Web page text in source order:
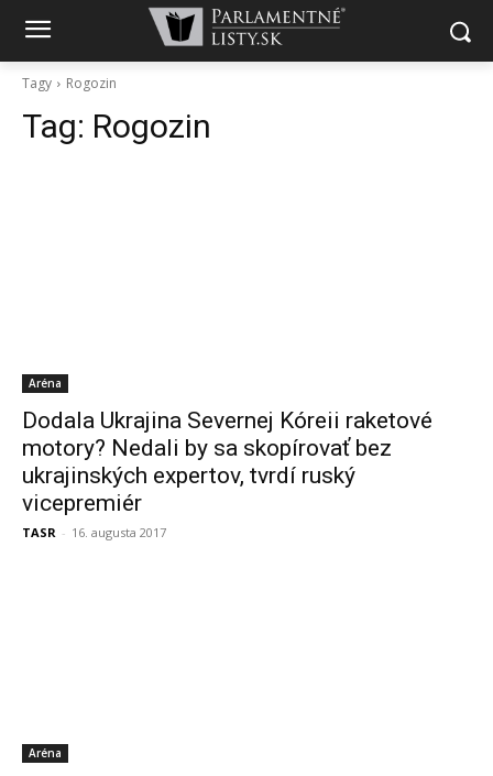
Tagy Rogozin
Tag: Rogozin
Aréna
Dodala Ukrajina Severnej Kóreii raketové
motory? Nedali by sa skopírovať bez
ukrajinských expertov, tvrdí ruský
vicepremiér
TASR - 16. augusta 2017
Aréna